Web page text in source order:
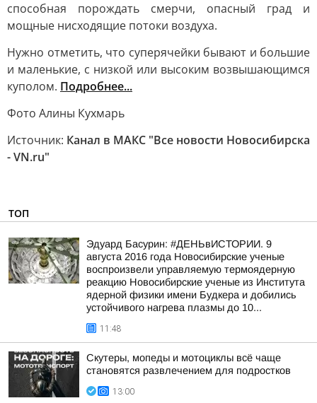
способная порождать смерчи, опасный град и
мощные нисходящие потоки воздуха.
Нужно отметить, что суперячейки бывают и большие
и маленькие, с низкой или высоким возвышающимся
куполом. Подробнее...
Фото Алины Кухмарь
Источник: Канал в МАКС "Все новости Новосибирска
- VN.ru"
ТОП
Эдуард Басурин: #ДЕНЬвИСТОРИИ. 9
августа 2016 года Новосибирские ученые
воспроизвели управляемую термоядерную
реакцию Новосибирские ученые из Института
ядерной физики имени Будкера и добились
устойчивого нагрева плазмы до 10...
11:48
Скутеры, мопеды и мотоциклы всё чаще
становятся развлечением для подростков
13:00